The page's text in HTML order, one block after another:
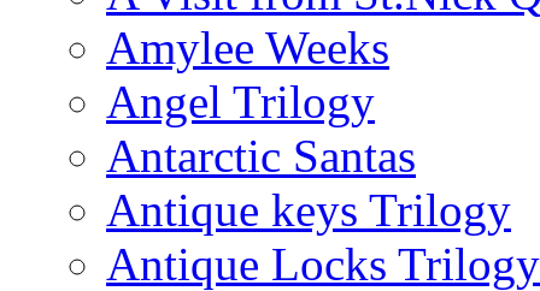
Amylee Weeks
Angel Trilogy
Antarctic Santas
Antique keys Trilogy
Antique Locks Trilogy